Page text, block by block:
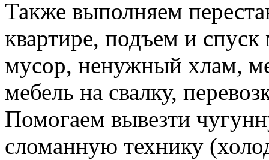
Также выполняем
квартире, подъем и
мусор, ненужный хлам,
мебель на свалку,
Помогаем вывезти
сломанную технику